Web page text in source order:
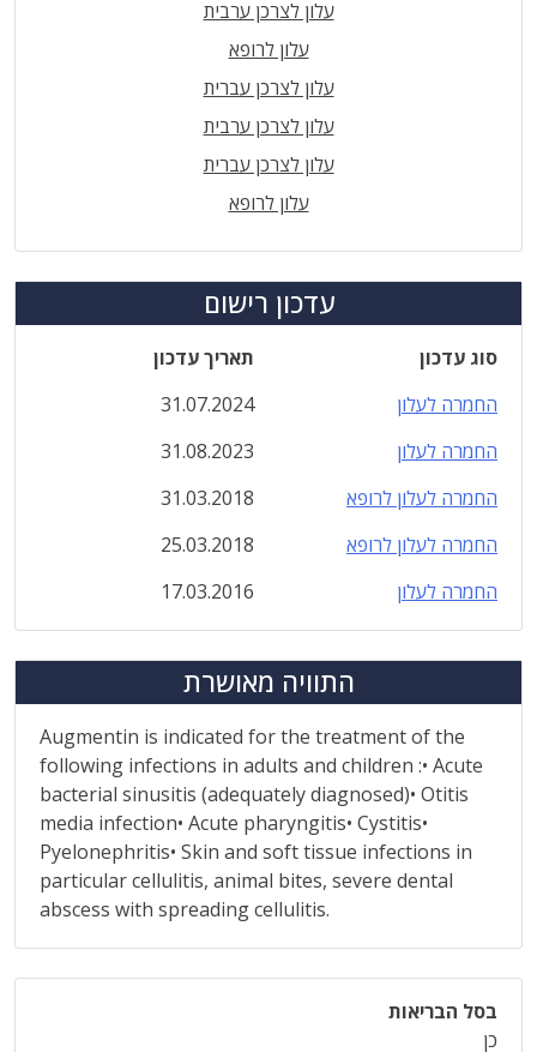
עלון לצרכן ערבית
עלון לרופא
עלון לצרכן עברית
עלון לצרכן ערבית
עלון לצרכן עברית
עלון לרופא
עדכון רישום
סוג עדכון
תאריך עדכון
החמרה לעלון
31.07.2024
החמרה לעלון
31.08.2023
החמרה לעלון לרופא
31.03.2018
החמרה לעלון לרופא
25.03.2018
החמרה לעלון
17.03.2016
התוויה מאושרת
Augmentin is indicated for the treatment of the
following infections in adults and children :• Acute
bacterial sinusitis (adequately diagnosed)• Otitis
media infection• Acute pharyngitis• Cystitis•
Pyelonephritis• Skin and soft tissue infections in
particular cellulitis, animal bites, severe dental
abscess with spreading cellulitis.
בסל הבריאות
כן